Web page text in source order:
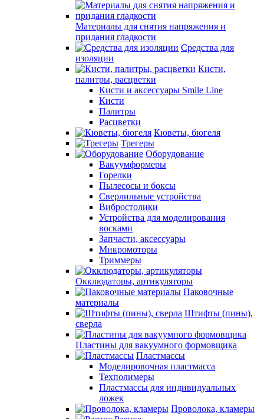
Материалы для снятия напряжения и
придания гладкости
Средства для
изоляции
Кисти,
палитры, расцветки
Кисти и аксессуары Smile Line
Кисти
Палитры
Расцветки
Кюветы, бюгеля
Трегеры
Оборудование
Вакуумформеры
Горелки
Пылесосы и боксы
Сверлильные устройства
Вибростолики
Устройства для моделирования
восками
Запчасти, аксессуары
Микромоторы
Триммеры
Окклюдаторы, артикуляторы
Паковочные
материалы
Штифты (пины),
сверла
Пластины для вакуумного формовщика
Пластмассы
Моделировочная пластмасса
Техполимеры
Пластмассы для индивидуальных
ложек
Проволока, кламеры